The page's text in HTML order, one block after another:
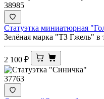
38985
Статуэтка миниатюрная
Зелёная марка "ТЗ Гжель" в
2 100 ₽
37763